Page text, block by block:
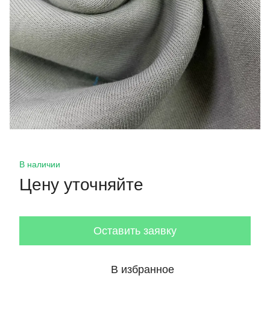
В наличии
Цену уточняйте
Оставить заявку
В избранное